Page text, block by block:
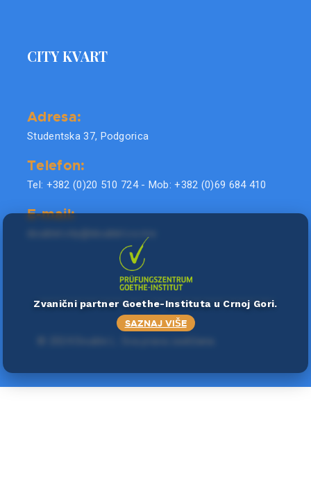
CITY KVART
Adresa:
Studentska 37, Podgorica
Telefon:
Tel: +382 (0)20 510 724 - Mob: +382 (0)69 684 410
E-mail:
Zvanični partner Goethe-Instituta u Crnoj Gori.
SAZNAJ VIŠE